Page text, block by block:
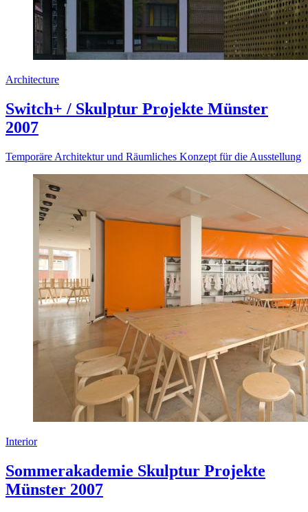
Architecture
Switch+ / Skulptur Projekte Münster
2007
Temporäre Architektur und Räumliches Konzept für die Ausstellung
Interior
Sommerakademie Skulptur Projekte
Münster 2007